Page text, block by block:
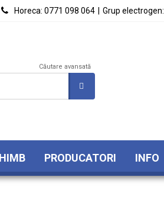
 Horeca: 0771 098 064 Grup electrogen:
Căutare avansată
PRODUCATORI INFO